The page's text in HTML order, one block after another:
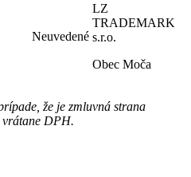
Neuvedené
LZ
TRADEMARK
s.r.o.
Obec Moča
že je zmluvná strana
vrátane DPH.